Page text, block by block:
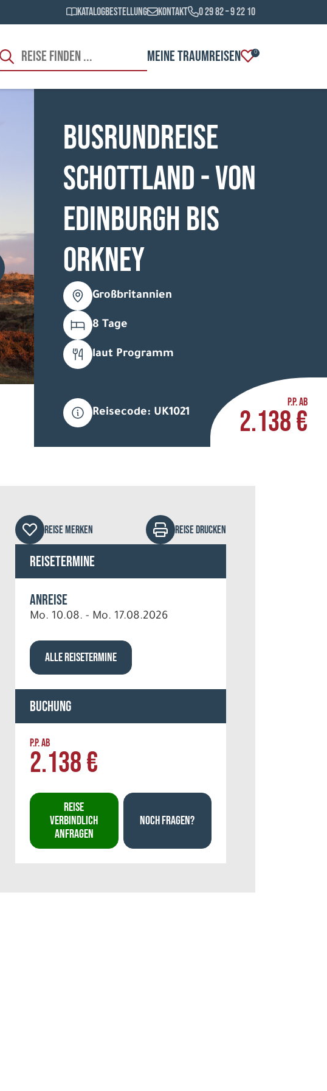
Katalogbestellung Kontakt 0 29 82 – 9 22 10
MEINE TRAUMREISEN 0
Busrundreise
Schottland - von
Edinburgh bis
Orkney
Großbritannien
8 Tage
laut Programm
Reisecode: UK1021
P.P. AB
2.138 €
REISE MERKEN REISE DRUCKEN
Reisetermine
Anreise
Mo. 10.08. - Mo. 17.08.2026
ALLE REISETERMINE
Buchung
P.P. AB
2.138 €
REISE
VERBINDLICH
ANFRAGEN
NOCH FRAGEN?